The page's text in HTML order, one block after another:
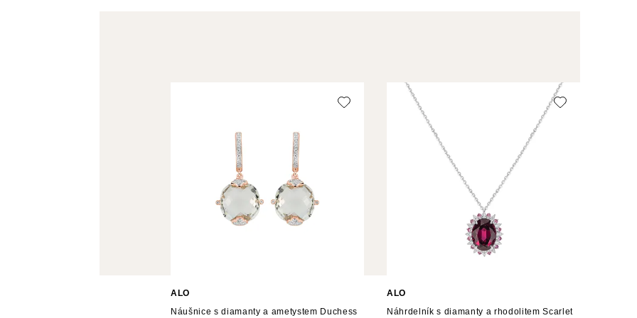
ALO
Náušnice s diamanty a ametystem Duchess
ALO
Náhrdelník s diamanty a rhodolitem Scarlet